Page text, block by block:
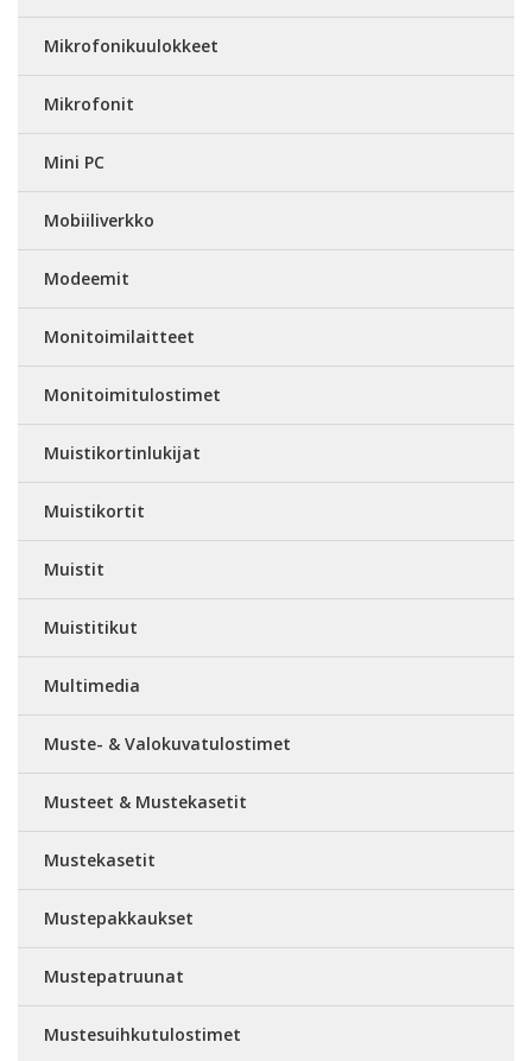
Mikrofonikuulokkeet
Mikrofonit
Mini PC
Mobiiliverkko
Modeemit
Monitoimilaitteet
Monitoimitulostimet
Muistikortinlukijat
Muistikortit
Muistit
Muistitikut
Multimedia
Muste- & Valokuvatulostimet
Musteet & Mustekasetit
Mustekasetit
Mustepakkaukset
Mustepatruunat
Mustesuihkutulostimet